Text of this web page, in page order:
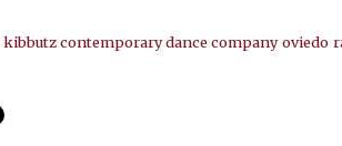
kibbutz contemporary dance company oviedo